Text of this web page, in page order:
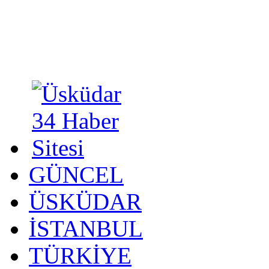
GÜNCEL
ÜSKÜDAR
İSTANBUL
TÜRKİYE